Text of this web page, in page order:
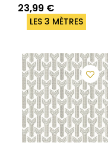
23,99 €
LES 3 MÈTRES